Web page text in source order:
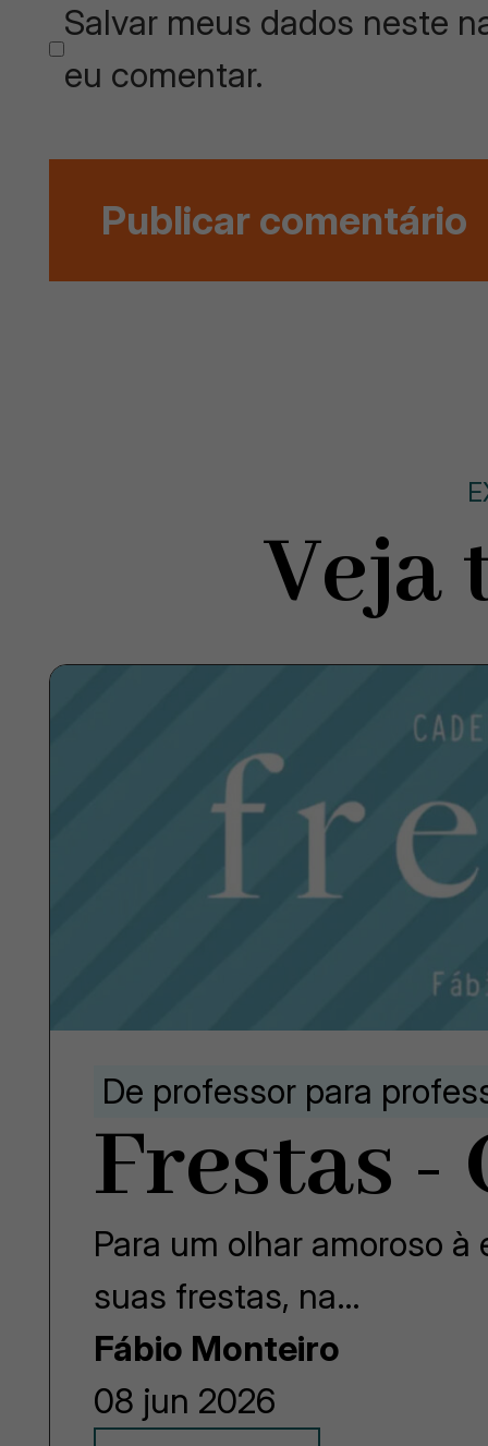
Salvar meus dados neste
eu comentar.
Veja
De professor para
Frestas -
Para um olhar amoroso
suas frestas, na…
Fábio Monteiro
08 jun 2026